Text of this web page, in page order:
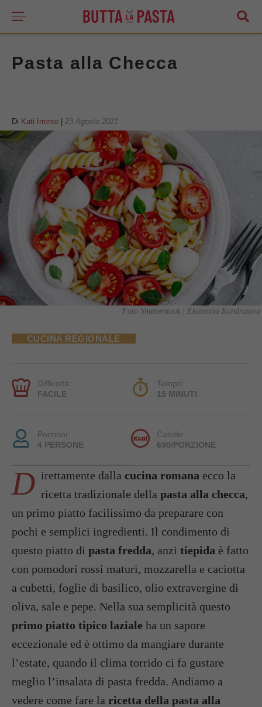
Pasta alla Checca
Di Kati Irrente 23 Agosto 2021
Foto Shutterstock | Ekaterina Kondratova
CUCINA REGIONALE
Difficoltà:
FACILE
Tempo:
15 MINUTI
Porzioni:
4 PERSONE
Calorie:
690/PORZIONE
D irettamente dalla cucina romana ecco la
ricetta tradizionale della pasta alla checca,
un primo piatto facilissimo da preparare con
pochi e semplici ingredienti. Il condimento di
questo piatto di pasta fredda, anzi tiepida è fatto
con pomodori rossi maturi, mozzarella e caciotta
a cubetti, foglie di basilico, olio extravergine di
oliva, sale e pepe. Nella sua semplicità questo
primo piatto tipico laziale ha un sapore
eccezionale ed è ottimo da mangiare durante
l’estate, quando il clima torrido ci fa gustare
meglio l’insalata di pasta fredda. Andiamo a
vedere come fare la ricetta della pasta alla